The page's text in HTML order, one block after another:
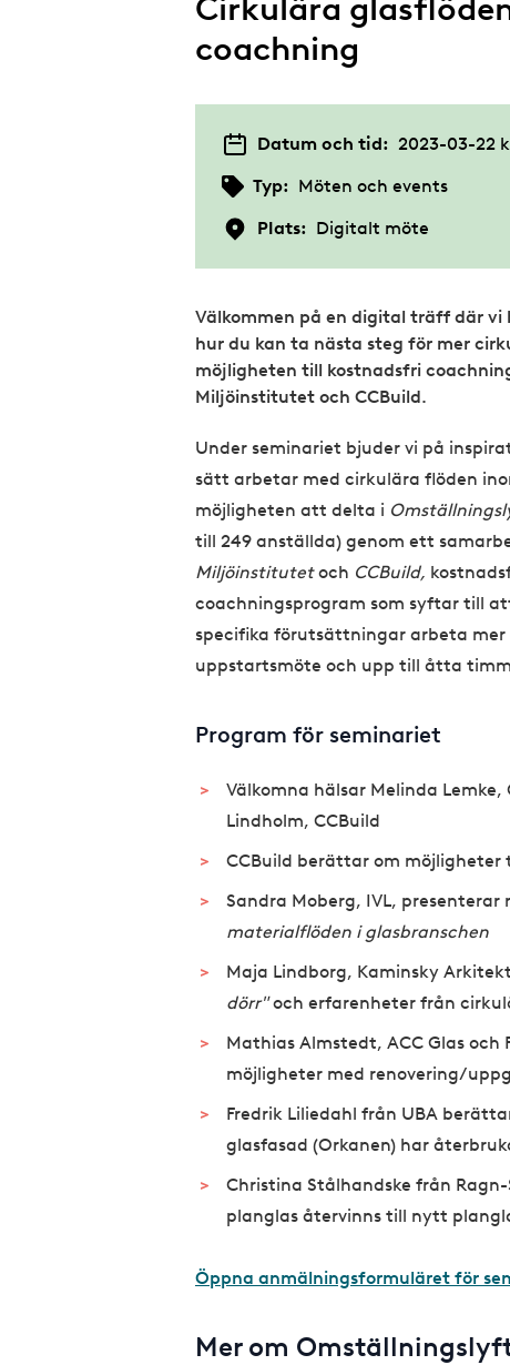
Cirkulära
coachning
Datum och tid: 2023-03-22
Typ: Möten och events
Plats: Digitalt möte
Välkommen på en digital träff där vi
hur du kan ta nästa steg för mer
möjligheten till kostnadsfri
Miljöinstitutet och CCBuild.
Under seminariet bjuder vi på
sätt arbetar med cirkulära flöden
möjligheten att delta i
till 249 anställda) genom ett
Miljöinstitutetoch CCBuild,
coachningsprogram som syftar till
specifika förutsättningar arbeta
uppstartsmöte och upp till åtta
Program för seminariet
Välkomna hälsar Melinda
Lindholm, CCBuild
CCBuild berättar om möjligheter
Sandra Moberg, IVL,
materialflöden i glasbranschen
Maja Lindborg, Kaminsky
dörr"och erfarenheter från
Mathias Almstedt, ACC Glas
möjligheter med renovering/
Fredrik Liliedahl från UBA
glasfasad (Orkanen) har
Christina Stålhandske från
planglas återvinns till nytt
Öppna anmälningsformuläret för
Mer om